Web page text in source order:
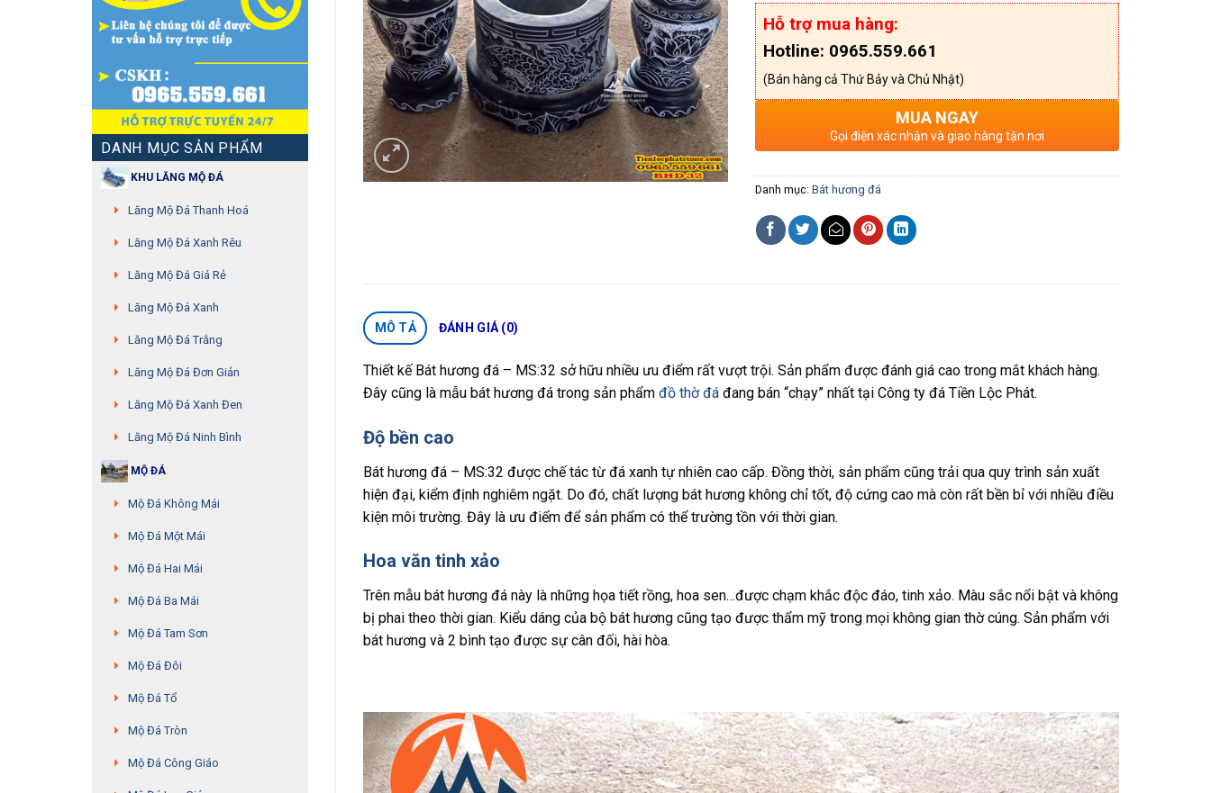
DANH MỤC SẢN PHẨM
KHU LĂNG MỘ ĐÁ
Lăng Mộ Đá Thanh Hoá
Lăng Mộ Đá Xanh Rêu
Lăng Mộ Đá Giá Rẻ
Lăng Mộ Đá Xanh
Lăng Mộ Đá Trắng
Lăng Mộ Đá Đơn Giản
Lăng Mộ Đá Xanh Đen
Lăng Mộ Đá Ninh Bình
MỘ ĐÁ
Mộ Đá Không Mái
Mộ Đá Một Mái
Mộ Đá Hai Mái
Mộ Đá Ba Mái
Mộ Đá Tam Sơn
Mộ Đá Đôi
Mộ Đá Tổ
Mộ Đá Tròn
Mộ Đá Công Giáo
Hỗ trợ mua hàng:
Hotline: 0965.559.661
(Bán hàng cả Thứ Bảy và Chủ Nhật)
MUA NGAY
Gọi điện xác nhận và giao hàng tận nơi
Danh mục: Bát hương đá
MÔ TẢ ĐÁNH GIÁ (0)
Thiết kế Bát hương đá – MS:32 sở hữu nhiều ưu điểm rất vượt trội. Sản phẩm được đánh giá cao trong mắt khách hàng.
Đây cũng là mẫu bát hương đá trong sản phẩm đồ thờ đá đang bán “chạy” nhất tại Công ty đá Tiền Lộc Phát.
Độ bền cao
Bát hương đá – MS:32 được chế tác từ đá xanh tự nhiên cao cấp. Đồng thời, sản phẩm cũng trải qua quy trình sản xuất
hiện đại, kiểm định nghiêm ngặt. Do đó, chất lượng bát hương không chỉ tốt, độ cứng cao mà còn rất bền bỉ với nhiều điều
kiện môi trường. Đây là ưu điểm để sản phẩm có thể trường tồn với thời gian.
Hoa văn tinh xảo
Trên mẫu bát hương đá này là những họa tiết rồng, hoa sen…được chạm khắc độc đáo, tinh xảo. Màu sắc nổi bật và không
bị phai theo thời gian. Kiểu dáng của bộ bát hương cũng tạo được thẩm mỹ trong mọi không gian thờ cúng. Sản phẩm với
bát hương và 2 bình tạo được sự cân đối, hài hòa.